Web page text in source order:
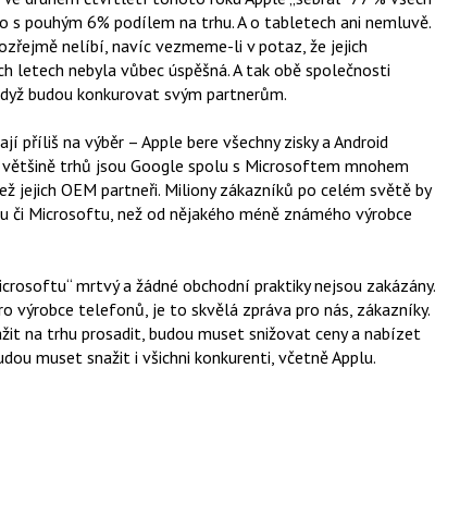
pouhým 6% podílem na trhu. A o tabletech ani nemluvě.
nelíbí, navíc vezmeme-li v potaz, že jejich
letech nebyla vůbec úspěšná. A tak obě společnosti
budou konkurovat svým partnerům.
příliš na výběr – Apple bere všechny zisky a Android
trhů jsou Google spolu s Microsoftem mnohem
jejich OEM partneři. Miliony zákazníků po celém světě by
Microsoftu, než od nějakého méně známého výrobce
mrtvý a žádné obchodní praktiky nejsou zakázány.
výrobce telefonů, je to skvělá zpráva pro nás, zákazníky.
na trhu prosadit, budou muset snižovat ceny a nabízet
muset snažit i všichni konkurenti, včetně Applu.